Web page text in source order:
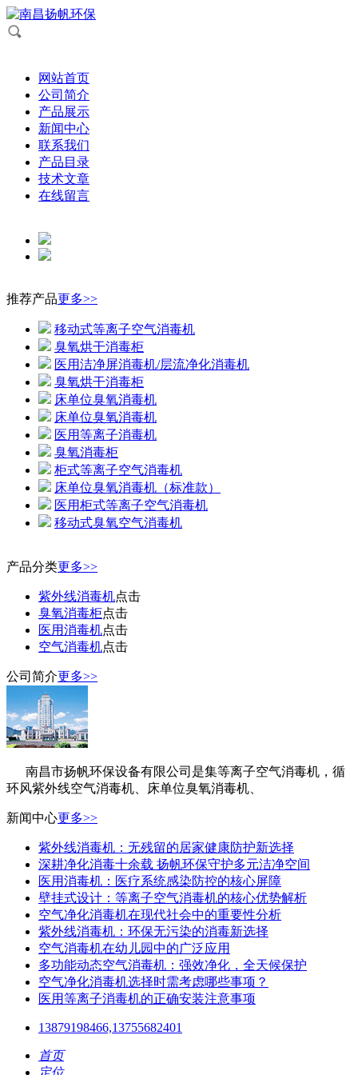
网站首页
公司简介
产品展示
新闻中心
联系我们
产品目录
技术文章
在线留言
推荐产品更多>>
移动式等离子空气消毒机
臭氧烘干消毒柜
医用洁净屏消毒机/层流净化消毒机
臭氧烘干消毒柜
床单位臭氧消毒机
床单位臭氧消毒机
医用等离子消毒机
臭氧消毒柜
柜式等离子空气消毒机
床单位臭氧消毒机（标准款）
医用柜式等离子空气消毒机
移动式臭氧空气消毒机
产品分类更多>>
紫外线消毒机点击
臭氧消毒柜点击
医用消毒机点击
空气消毒机点击
公司简介更多>>
南昌市扬帆环保设备有限公司是集等离子空气消毒机，循
环风紫外线空气消毒机、床单位臭氧消毒机、
新闻中心更多>>
紫外线消毒机：无残留的居家健康防护新选择
深耕净化消毒十余载 扬帆环保守护多元洁净空间
医用消毒机：医疗系统感染防控的核心屏障
壁挂式设计：等离子空气消毒机的核心优势解析
空气净化消毒机在现代社会中的重要性分析
紫外线消毒机：环保无污染的消毒新选择
空气消毒机在幼儿园中的广泛应用
多功能动态空气消毒机：强效净化，全天候保护
空气净化消毒机选择时需考虑哪些事项？
医用等离子消毒机的正确安装注意事项
13879198466,13755682401
首页
定位